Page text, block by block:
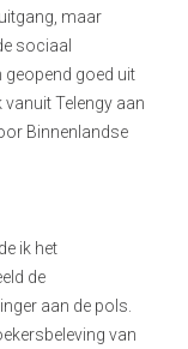
maar
sociaal
goed uit
Telengy aan
Binnenlandse
ik het
de
aan de pols.
van